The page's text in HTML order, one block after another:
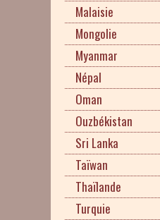
Malaisie
Mongolie
Myanmar
Népal
Oman
Ouzbékistan
Sri Lanka
Taïwan
Thaïlande
Turquie